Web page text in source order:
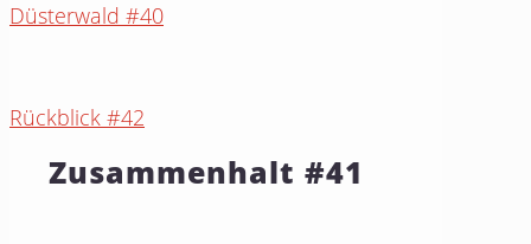
Düsterwald #40
Rückblick #42
Zusammenhalt #41